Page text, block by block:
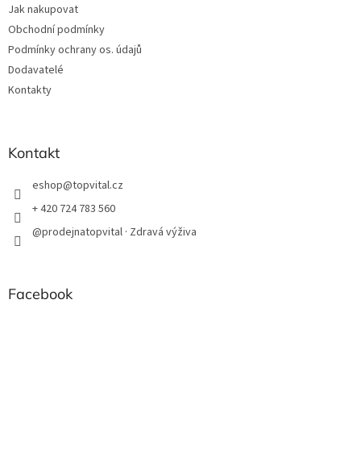
Jak nakupovat
Obchodní podmínky
Podmínky ochrany os. údajů
Dodavatelé
Kontakty
Kontakt
eshop@topvital.cz
+ 420 724 783 560
@prodejnatopvital · Zdravá výživa
Facebook